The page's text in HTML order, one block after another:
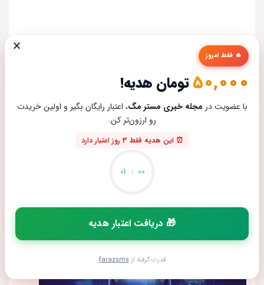
بررسی گوشی موبایل آنر 400
محمد جواد صمدانی ژوئن 17, 2026
× 🔥 فقط امروز
50,000تومان هدیه!
با عضویت در مجله خبری مستر مگ، اعتبار رایگان بگیر و اولین خریدت
رو ارزون‌تر کن.
⏰ این هدیه فقط 3 روز اعتبار دارد
00
:
01
🎁 دریافت اعتبار هدیه
قدرت گرفته ازfarazsms